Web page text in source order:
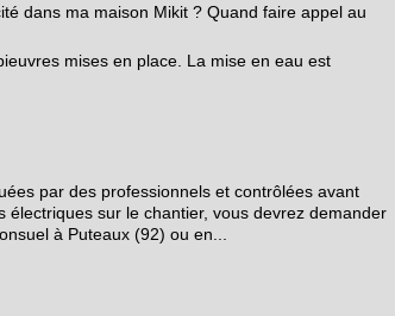
dans ma maison Mikit ? Quand faire appel au
mises en place. La mise en eau est
par des professionnels et contrôlées avant
électriques sur le chantier, vous devrez demander
à Puteaux (92) ou en...